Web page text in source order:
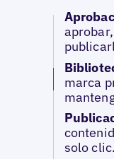
marca
solo clic.